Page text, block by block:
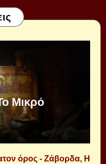
Μικρό
όρος - Ζάβορδα, Η